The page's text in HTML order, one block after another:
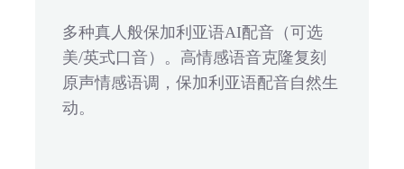
多种真人般保加利亚语AI配音（可选
美/英式口音）。高情感语音克隆复刻
原声情感语调，保加利亚语配音自然生
动。